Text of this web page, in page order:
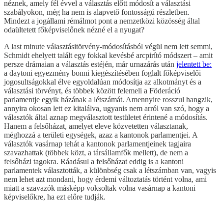
néznek, amely fél évvel a választás előtt módosít a választási
szabályokon, még ha nem is alapvető fontosságú részletben.
Mindezt a jogállami rémálmot pont a nemzetközi közösség által
odaültetett főképviselőnek nézné el a nyugat?
A last minute választásitörvény-módosításból végül nem lett semmi,
Schmidt ehelyett talált egy fokkal kevésbé arcpirító módszert – amit
persze drámaian a választás estéjén, már urnazárás után jelentett be:
a daytoni egyezmény bonni kiegészítésében foglalt főképviselői
jogosultságokkal élve egyoldalúan módosítja az alkotmányt és a
választási törvényt, és többek között felemeli a Föderáció
parlamentje egyik házának a létszámát. Amennyire rosszul hangzik,
annyira okosan lett ez kitalálva, ugyanis nem arról van szó, hogy a
választók által aznap megválasztott testületet érintené a módosítás.
Hanem a felsőházat, amelyet eleve közvetetten választanak,
méghozzá a területi egységek, azaz a kantonok parlamentjei. A
választók vasárnap tehát a kantonok parlamentjeinek tagjaira
szavazhattak (többek közt, a társállamfők mellett), de nem a
felsőházi tagokra. Ráadásul a felsőházat eddig is a kantoni
parlamentek választották, a különbség csak a létszámban van, vagyis
nem lehet azt mondani, hogy érdemi változtatás történt volna, ami
miatt a szavazók másképp voksoltak volna vasárnap a kantoni
képviselőkre, ha ezt előre tudják.